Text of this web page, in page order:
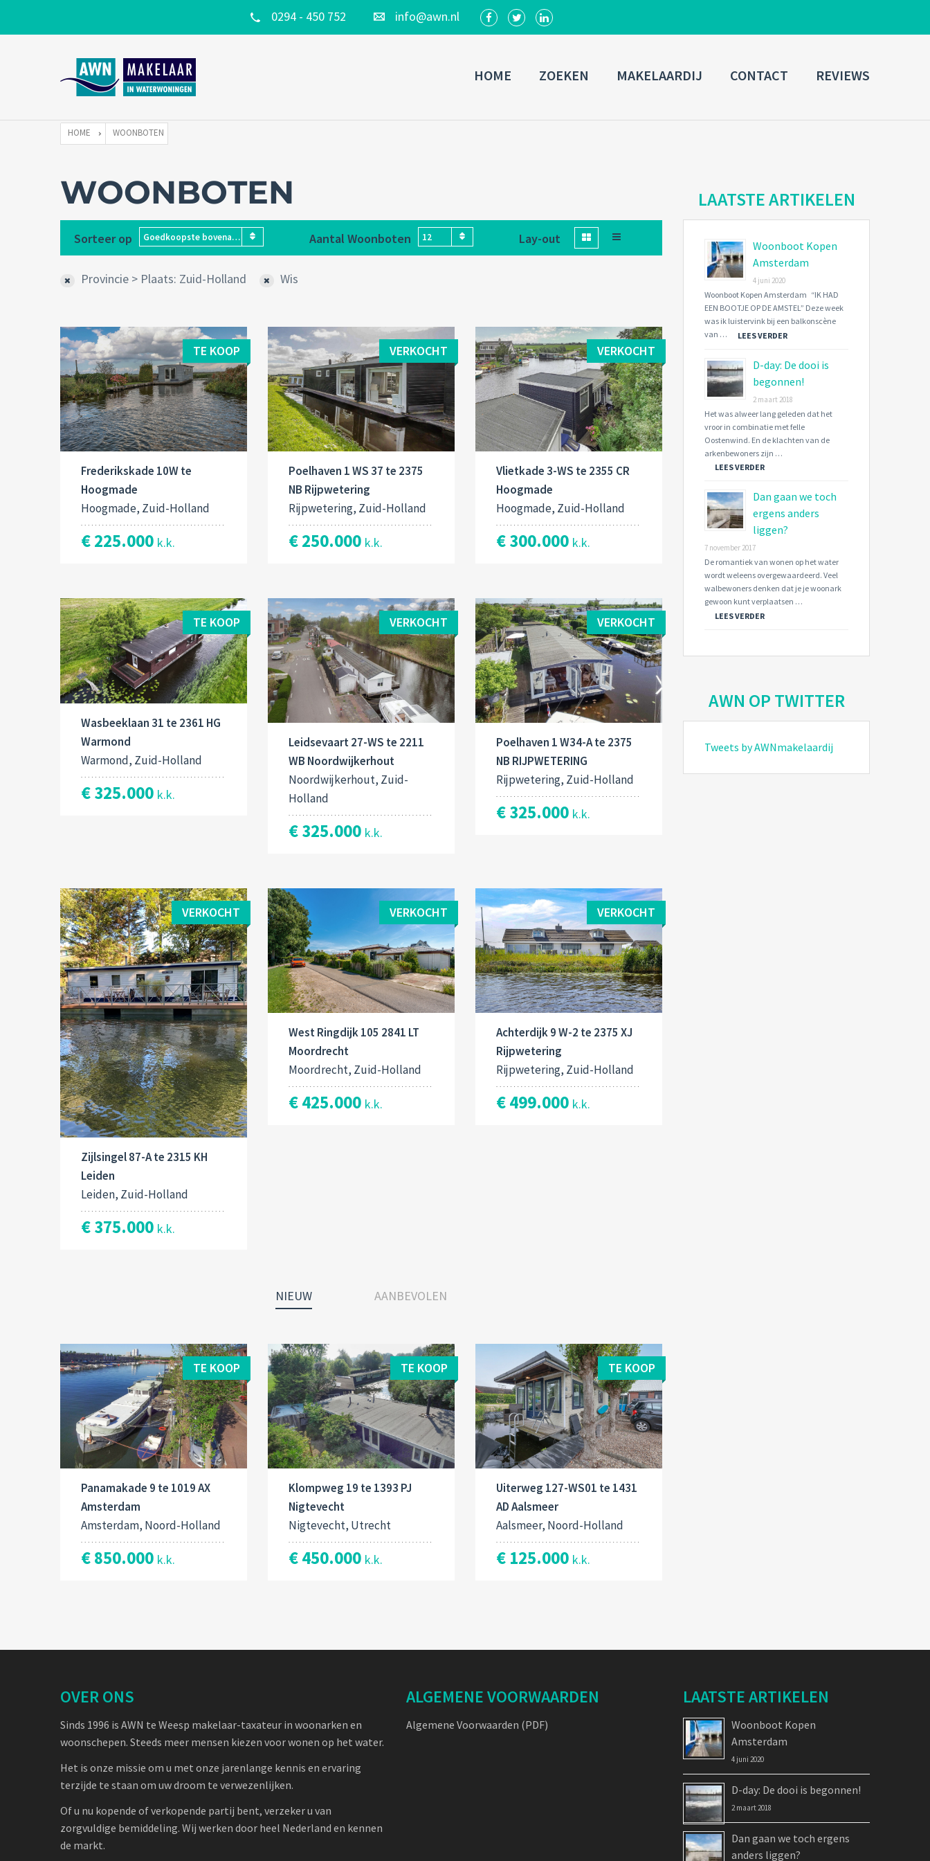
0294 - 450 752 info@awn.nl
Username
Connect with:
Forgot
password? SIGN IN
Remember me
HOME ZOEKEN MAKELAARDIJ CONTACT REVIEWS
HOME WOONBOTEN
WOONBOTEN
Sorteer op Goedkoopste bovenaan Aantal Woonboten 12 Lay-out
Provincie > Plaats: Zuid-Holland Wis
TE KOOP
Frederikskade 10W te
Hoogmade
Hoogmade, Zuid-Holland
€ 225.000 k.k.
VERKOCHT
Poelhaven 1 WS 37 te 2375
NB Rijpwetering
Rijpwetering, Zuid-Holland
€ 250.000 k.k.
VERKOCHT
Vlietkade 3-WS te 2355 CR
Hoogmade
Hoogmade, Zuid-Holland
€ 300.000 k.k.
TE KOOP
Wasbeeklaan 31 te 2361 HG
Warmond
Warmond, Zuid-Holland
€ 325.000 k.k.
VERKOCHT
Leidsevaart 27-WS te 2211
WB Noordwijkerhout
Noordwijkerhout, Zuid-
Holland
€ 325.000 k.k.
VERKOCHT
Poelhaven 1 W34-A te 2375
NB RIJPWETERING
Rijpwetering, Zuid-Holland
€ 325.000 k.k.
VERKOCHT
Zijlsingel 87-A te 2315 KH
Leiden
Leiden, Zuid-Holland
€ 375.000 k.k.
VERKOCHT
West Ringdijk 105 2841 LT
Moordrecht
Moordrecht, Zuid-Holland
€ 425.000 k.k.
VERKOCHT
Achterdijk 9 W-2 te 2375 XJ
Rijpwetering
Rijpwetering, Zuid-Holland
€ 499.000 k.k.
NIEUW AANBEVOLEN
TE KOOP
Panamakade 9 te 1019 AX
Amsterdam
Amsterdam, Noord-Holland
€ 850.000 k.k.
TE KOOP
Klompweg 19 te 1393 PJ
Nigtevecht
Nigtevecht, Utrecht
€ 450.000 k.k.
TE KOOP
Uiterweg 127-WS01 te 1431
AD Aalsmeer
Aalsmeer, Noord-Holland
€ 125.000 k.k.
LAATSTE ARTIKELEN
Woonboot Kopen
Amsterdam
4 juni 2020
Woonboot Kopen Amsterdam “IK HAD
EEN BOOTJE OP DE AMSTEL” Deze week
was ik luistervink bij een balkonscène
van …
LEES VERDER
D-day: De dooi is
begonnen!
2 maart 2018
Het was alweer lang geleden dat het
vroor in combinatie met felle
Oostenwind. En de klachten van de
arkenbewoners zijn …
LEES VERDER
Dan gaan we toch
ergens anders
liggen?
7 november 2017
De romantiek van wonen op het water
wordt weleens overgewaardeerd. Veel
walbewoners denken dat je je woonark
gewoon kunt verplaatsen …
LEES VERDER
AWN OP TWITTER
Tweets by AWNmakelaardij
OVER ONS
Sinds 1996 is AWN te Weesp makelaar-taxateur in woonarken en
woonschepen. Steeds meer mensen kiezen voor wonen op het water.
Het is onze missie om u met onze jarenlange kennis en ervaring
terzijde te staan om uw droom te verwezenlijken.
Of u nu kopende of verkopende partij bent, verzeker u van
zorgvuldige bemiddeling. Wij werken door heel Nederland en kennen
de markt.
ALGEMENE VOORWAARDEN
Algemene Voorwaarden (PDF)
LAATSTE ARTIKELEN
Woonboot Kopen
Amsterdam
4 juni 2020
D-day: De dooi is begonnen!
2 maart 2018
Dan gaan we toch ergens
anders liggen?